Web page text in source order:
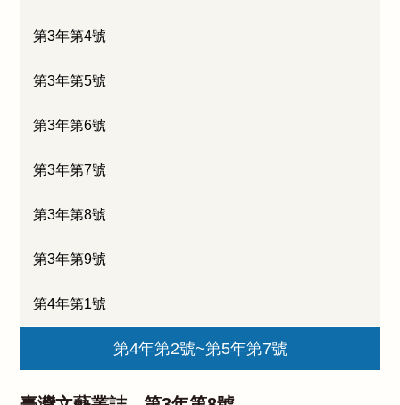
第3年第4號
第3年第5號
第3年第6號
第3年第7號
第3年第8號
第3年第9號
第4年第1號
第4年第2號~第5年第7號